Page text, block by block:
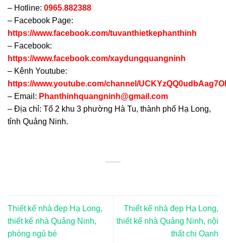
– Hotline: 0965.882388
– Facebook Page:
https://www.facebook.com/tuvanthietkephanthinh
– Facebook:
https://www.facebook.com/xaydungquangninh
– Kênh Youtube:
https://www.youtube.com/channel/
– Email: Phanthinhquangninh@gmail.com
– Địa chỉ: Tổ 2 khu 3 phường Hà Tu, thành phố Hạ Long,
tỉnh Quảng Ninh.
Thiết kế nhà đẹp Hạ Long,
thiết kế nhà Quảng Ninh,
phòng ngủ bé
Thiết kế nhà đẹp Hạ Long,
thiết kế nhà Quảng Ninh, nội
thất chị Oanh